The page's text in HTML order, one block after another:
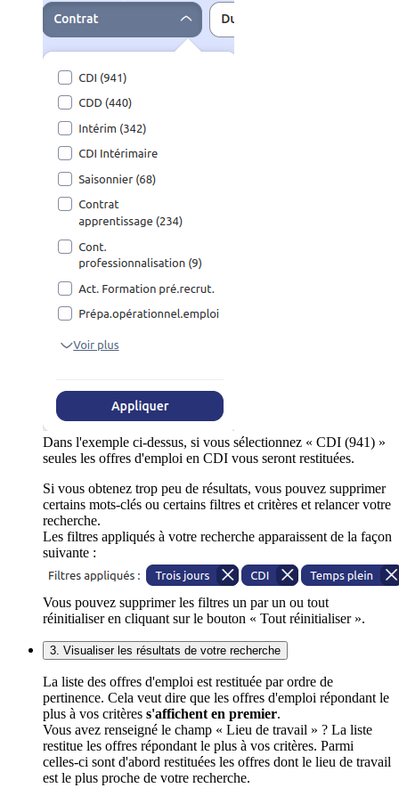
Dans l'exemple ci-dessus, si vous sélectionnez « CDI (941) »
seules les offres d'emploi en CDI vous seront restituées.
Si vous obtenez trop peu de résultats, vous pouvez supprimer
certains mots-clés ou certains filtres et critères et relancer votre
recherche.
Les filtres appliqués à votre recherche apparaissent de la façon
suivante :
Vous pouvez supprimer les filtres un par un ou tout
réinitialiser en cliquant sur le bouton « Tout réinitialiser ».
3. Visualiser les résultats de votre recherche
La liste des offres d'emploi est restituée par ordre de
pertinence. Cela veut dire que les offres d'emploi répondant le
plus à vos critères s'affichent en premier.
Vous avez renseigné le champ « Lieu de travail » ? La liste
restitue les offres répondant le plus à vos critères. Parmi
celles-ci sont d'abord restituées les offres dont le lieu de travail
est le plus proche de votre recherche.